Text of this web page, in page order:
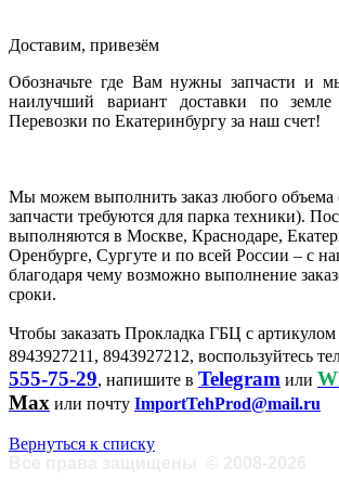
Доставим, привезём
Обозначьте где Вам нужны запчасти и
наилучший вариант доставки по
Перевозки по Екатеринбургу за наш счет!
Мы можем выполнить заказ любого объема
запчасти требуются для парка техники).
выполняются в Москве, Краснодаре,
Оренбурге, Сургуте и по всей России – с
благодаря чему возможно выполнение
сроки.
Чтобы заказать Прокладка ГБЦ с
8943927211, 8943927212, воспользуйтесь
555-75-29, напишите в Telegram или
Max или почту ImportTehProd@mail.ru
Вернуться к списку